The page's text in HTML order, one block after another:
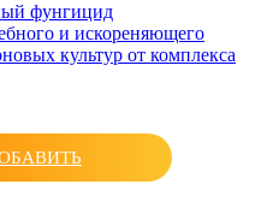
фунгицид
и искореняющего
культур от комплекса